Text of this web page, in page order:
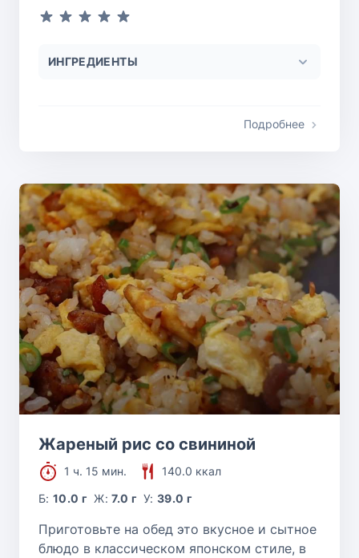
ИНГРЕДИЕНТЫ
Подробнее
Жареный рис со свининой
1 ч. 15 мин.
140.0 ккал
Б:10.0 г Ж:7.0 г У:39.0 г
Приготовьте на обед это вкусное и сытное
блюдо в классическом японском стиле, в